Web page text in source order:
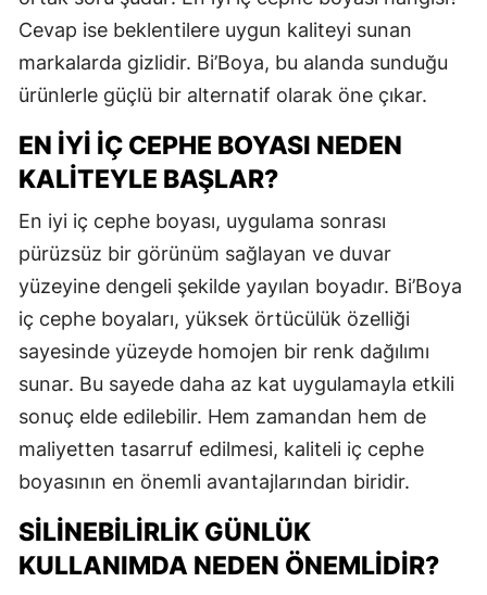
Cevap ise beklentilere uygun kaliteyi sunan
markalarda gizlidir. Bi’Boya, bu alanda sunduğu
ürünlerle güçlü bir alternatif olarak öne çıkar.
EN İYI İÇ CEPHE BOYASI NEDEN
KALITEYLE BAŞLAR?
En iyi iç cephe boyası, uygulama sonrası
pürüzsüz bir görünüm sağlayan ve duvar
yüzeyine dengeli şekilde yayılan boyadır. Bi’Boya
iç cephe boyaları, yüksek örtücülük özelliği
sayesinde yüzeyde homojen bir renk dağılımı
sunar. Bu sayede daha az kat uygulamayla etkili
sonuç elde edilebilir. Hem zamandan hem de
maliyetten tasarruf edilmesi, kaliteli iç cephe
boyasının en önemli avantajlarından biridir.
SILINEBILIRLIK GÜNLÜK
KULLANIMDA NEDEN ÖNEMLIDIR?